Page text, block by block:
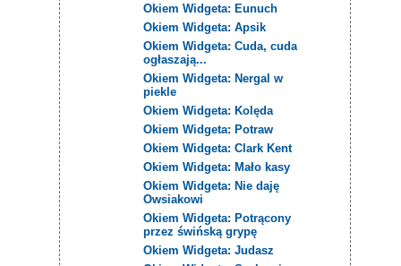
Okiem Widgeta: Eunuch
Okiem Widgeta: Apsik
Okiem Widgeta: Cuda, cuda
ogłaszają...
Okiem Widgeta: Nergal w
piekle
Okiem Widgeta: Kolęda
Okiem Widgeta: Potraw
Okiem Widgeta: Clark Kent
Okiem Widgeta: Mało kasy
Okiem Widgeta: Nie daję
Owsiakowi
Okiem Widgeta: Potrącony
przez świńską grypę
Okiem Widgeta: Judasz